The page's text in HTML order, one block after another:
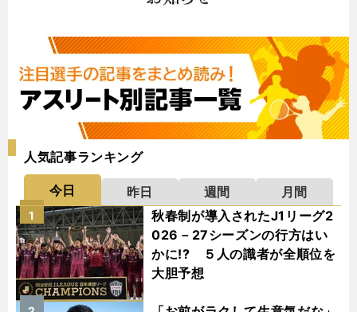
人気記事ランキング
今日 昨日 週間
月間
秋春制が導入されたJ1リーグ2
026－27シーズンの行方はい
かに!? ５人の識者が全順位を
大胆予想
1